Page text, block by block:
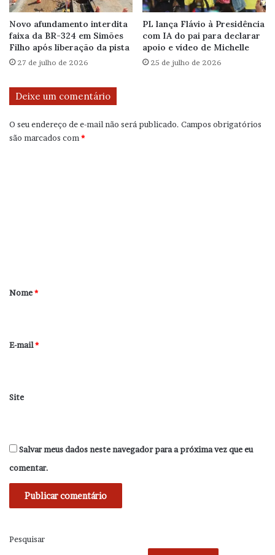
Novo afundamento interdita
faixa da BR-324 em Simões
Filho após liberação da pista
27 de julho de 2026
PL lança Flávio à Presidência
com IA do pai para declarar
apoio e vídeo de Michelle
25 de julho de 2026
Deixe um comentário
O seu endereço de e-mail não será publicado. Campos obrigatórios
são marcados com*
r
*
Nome*
E-mail*
Site
Salvar meus dados neste navegador para a próxima vez que eu
comentar.
Pesquisar